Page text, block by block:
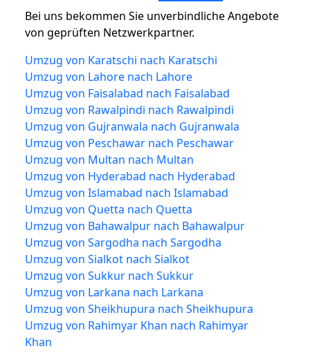
Bei uns bekommen Sie unverbindliche Angebote
von geprüften Netzwerkpartner.
Umzug von Karatschi nach Karatschi
Umzug von Lahore nach Lahore
Umzug von Faisalabad nach Faisalabad
Umzug von Rawalpindi nach Rawalpindi
Umzug von Gujranwala nach Gujranwala
Umzug von Peschawar nach Peschawar
Umzug von Multan nach Multan
Umzug von Hyderabad nach Hyderabad
Umzug von Islamabad nach Islamabad
Umzug von Quetta nach Quetta
Umzug von Bahawalpur nach Bahawalpur
Umzug von Sargodha nach Sargodha
Umzug von Sialkot nach Sialkot
Umzug von Sukkur nach Sukkur
Umzug von Larkana nach Larkana
Umzug von Sheikhupura nach Sheikhupura
Umzug von Rahimyar Khan nach Rahimyar
Khan